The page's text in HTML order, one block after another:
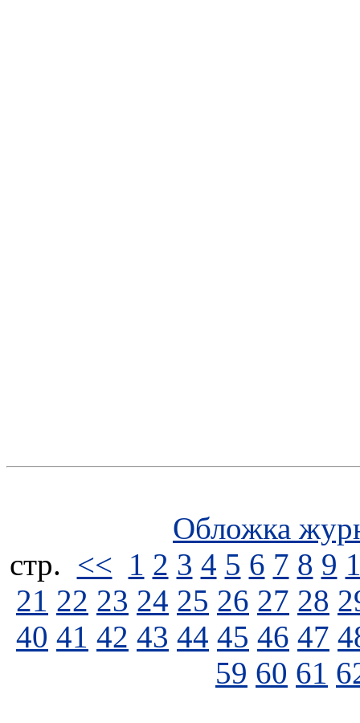
Обложка
стp. << 1 2 3 4 5 6 7 8 9
21 22 23 24 25 26 27 28
40 41 42 43 44 45 46 47
59 60 61